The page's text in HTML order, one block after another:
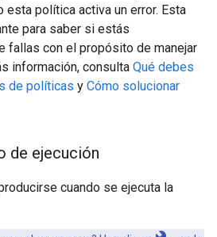
esta política activa un error. Esta
para saber si estás
fallas con el propósito de manejar
información, consulta Qué debes
de políticas y Cómo solucionar
de ejecución
cuando se ejecuta la